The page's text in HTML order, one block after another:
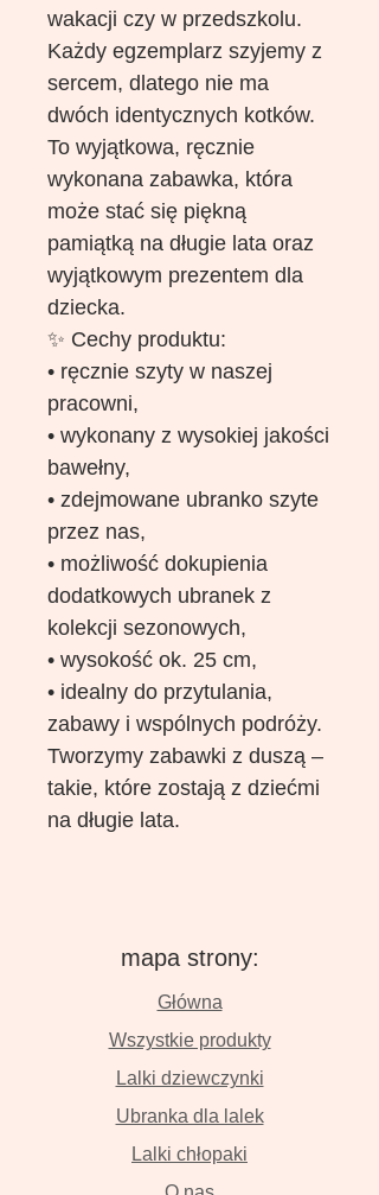
wakacji czy w przedszkolu.
Każdy egzemplarz szyjemy z
sercem, dlatego nie ma
dwóch identycznych kotków.
To wyjątkowa, ręcznie
wykonana zabawka, która
może stać się piękną
pamiątką na długie lata oraz
wyjątkowym prezentem dla
dziecka.
✨ Cechy produktu:
• ręcznie szyty w naszej
pracowni,
• wykonany z wysokiej jakości
bawełny,
• zdejmowane ubranko szyte
przez nas,
• możliwość dokupienia
dodatkowych ubranek z
kolekcji sezonowych,
• wysokość ok. 25 cm,
• idealny do przytulania,
zabawy i wspólnych podróży.
Tworzymy zabawki z duszą –
takie, które zostają z dziećmi
na długie lata.
mapa strony:
Główna
Wszystkie produkty
Lalki dziewczynki
Ubranka dla lalek
Lalki chłopaki